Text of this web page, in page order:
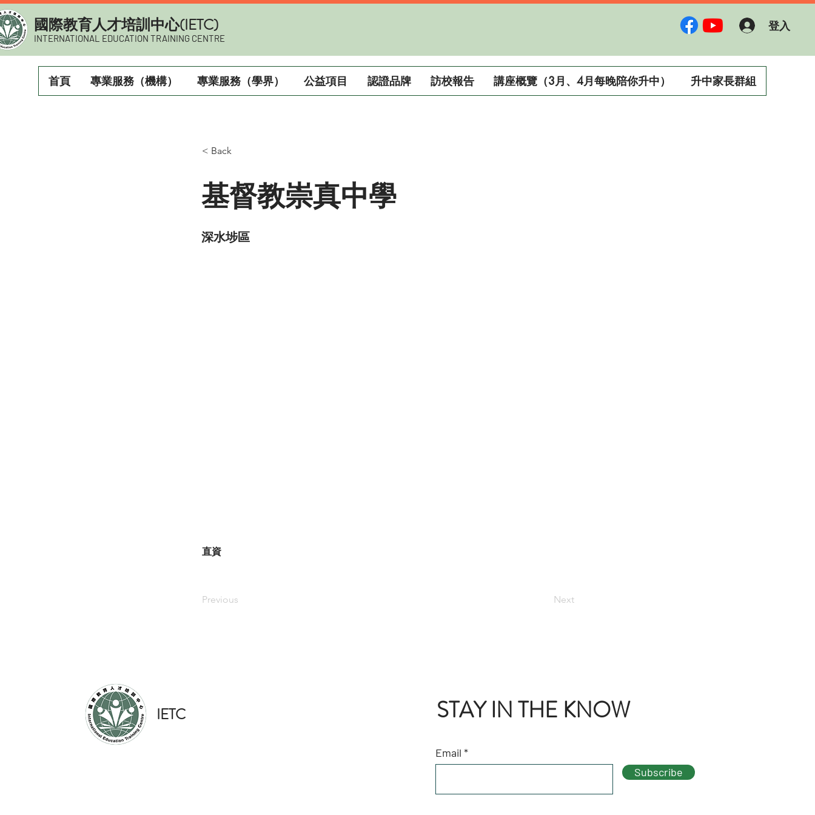
​國際教育人才培訓中心(IETC)
INTERNATIONAL EDUCATION TRAINING CENTRE
登入
首頁 專業服務（機構） 專業服務（學界） 公益項目 認證品牌 訪校報告 講座概覽（3月、4月每晚陪你升中） 升中家長群組
< Back
基督教崇真中學
深水埗區
直資
Previous Next
​IETC STAY IN THE KNOW
Email
Subscribe